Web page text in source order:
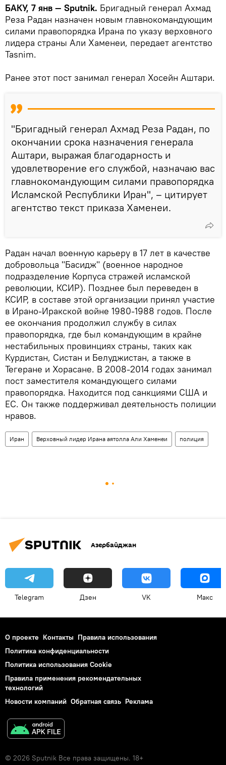
БАКУ, 7 янв — Sputnik. Бригадный генерал Ахмад
Реза Радан назначен новым главнокомандующим
силами правопорядка Ирана по указу верховного
лидера страны Али Хаменеи, передает агентство
Tasnim.
Ранее этот пост занимал генерал Хосейн Аштари.
"Бригадный генерал Ахмад Реза Радан, по
окончании срока назначения генерала
Аштари, выражая благодарность и
удовлетворение его службой, назначаю вас
главнокомандующим силами правопорядка
Исламской Республики Иран", – цитирует
агентство текст приказа Хаменеи.
Радан начал военную карьеру в 17 лет в качестве
добровольца "Басидж" (военное народное
подразделение Корпуса стражей исламской
революции, КСИР). Позднее был переведен в
КСИР, в составе этой организации принял участие
в Ирано-Иракской войне 1980-1988 годов. После
ее окончания продолжил службу в силах
правопорядка, где был командующим в крайне
нестабильных провинциях страны, таких как
Курдистан, Систан и Белуджистан, а также в
Тегеране и Хорасане. В 2008-2014 годах занимал
пост заместителя командующего силами
правопорядка. Находится под санкциями США и
ЕС. Он также поддерживал деятельность полиции
нравов.
Иран Верховный лидер Ирана аятолла Али Хаменеи полиция
Азербайджан
Telegram Дзен VK Макс
О проекте Контакты Правила использования
Политика конфиденциальности
Политика использования Cookie
Правила применения рекомендательных
технологий
Новости компаний Обратная связь Реклама
© 2026 Sputnik Все права защищены. 18+